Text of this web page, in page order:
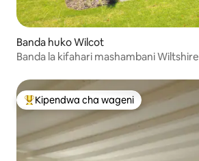
Banda huko Wilcot
Banda la kifahari mashambani Wiltshire
Kipendwa maarufu cha wageni
Kipendwa cha wageni